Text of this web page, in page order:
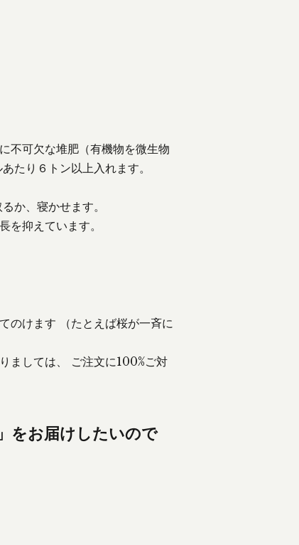
不可欠な堆肥（有機物を微生物
たり６トン以上入れます。
か、寝かせます。
を抑えています。
のけます （たとえば桜が一斉に
ましては、 ご注文に100%ご対
をお届けしたいので